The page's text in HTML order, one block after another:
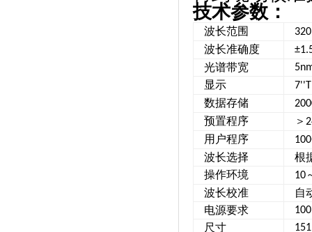
技术参数：
波长范围 320
波长准确度
光谱带宽
显示
数据存储
预置程序 ＞
用户程序 100
波长选择
根
操作环境
10
波长校准
自
电源要求
尺寸